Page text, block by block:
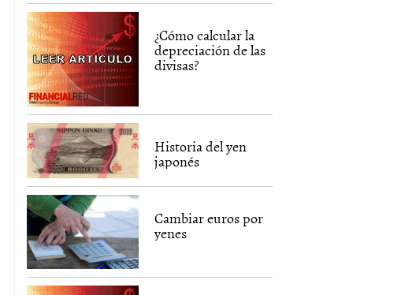
¿Cómo calcular la
depreciación de las
divisas?
Historia del yen
japonés
Cambiar euros por
yenes